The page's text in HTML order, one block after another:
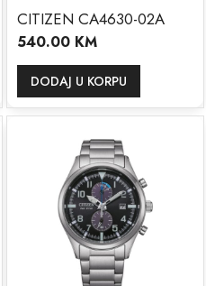
CITIZEN CA4630-02A
540.00 KM
DODAJ U KORPU